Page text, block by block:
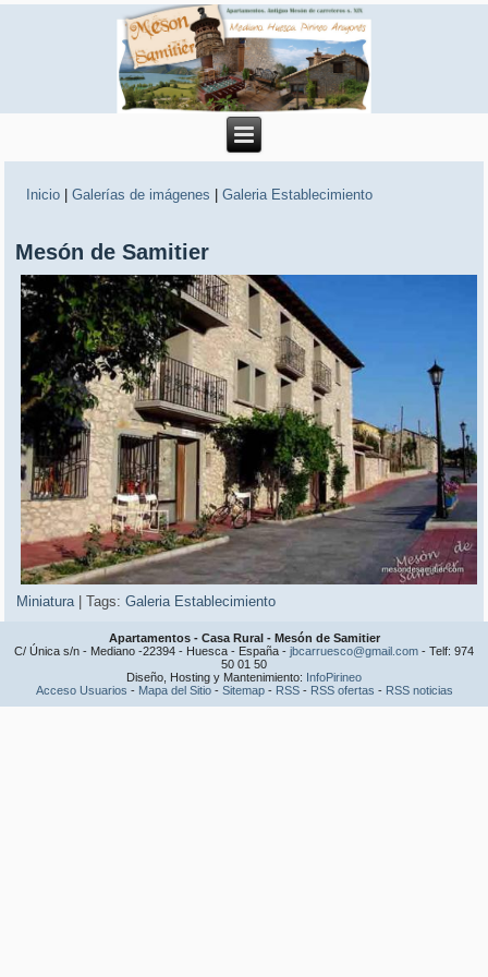
Inicio| Galerías de imágenes Galeria Establecimiento
Mesón de Samitier
Miniatura |Tags:Galeria Establecimiento
Apartamentos - Casa Rural - Mesón de Samitier
C/ Única s/n - Mediano -22394 - Huesca - España - jbcarruesco@gmail.com - Telf: 974
50 01 50
Diseño, Hosting y Mantenimiento: InfoPirineo
Acceso Usuarios - Mapa del Sitio- Sitemap- RSS- RSS ofertas - RSS noticias